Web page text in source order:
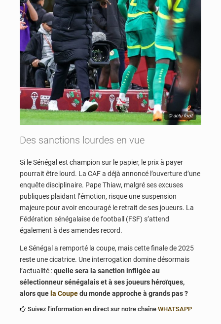
© actu foot
Des sanctions lourdes en vue
Si le Sénégal est champion sur le papier, le prix à payer
pourrait être lourd. La CAF a déjà annoncé l’ouverture d’une
enquête disciplinaire. Pape Thiaw, malgré ses excuses
publiques plaidant l’émotion, risque une suspension
majeure pour avoir encouragé le retrait de ses joueurs. La
Fédération sénégalaise de football (FSF) s’attend
également à des amendes record.
Le Sénégal a remporté la coupe, mais cette finale de 2025
reste une cicatrice. Une interrogation domine désormais
l’actualité :quelle sera la sanction infligée au
sélectionneur sénégalais et à ses joueurs héroïques,
alors que la Coupedu monde approche à grands pas ?
Suivez l'information en direct sur notre chaîne WHATSAPP